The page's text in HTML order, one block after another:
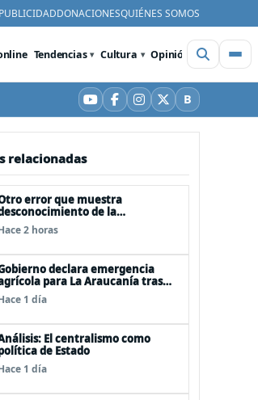
DONACIONESQUIÉNES SOMOS
Tendencias Cultura Opinión Videos
YouTube
Facebook
Instagram
X BBluesky
relacionadas
error que muestra
de la
Artículo 1 consagra
la seguridad nacional y
2 horas
declara emergencia
para La Araucanía tras
por pasos de sistemas
1 día
El centralismo como
de Estado
1 día